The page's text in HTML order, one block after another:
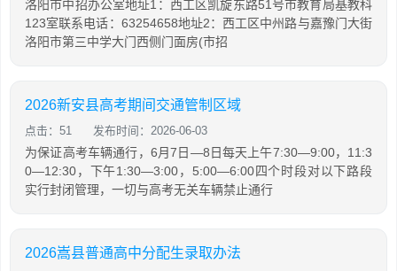
洛阳市中招办公室地址1：西工区凯旋东路51号市教育局基教科
123室联系电话：63254658地址2：西工区中州路与嘉豫门大街
洛阳市第三中学大门西侧门面房(市招
2026新安县高考期间交通管制区域
点击：51 发布时间：2026-06-03
为保证高考车辆通行，6月7日—8日每天上午7:30—9:00，11:3
0—12:30，下午1:30—3:00，5:00—6:00四个时段对以下路段
实行封闭管理，一切与高考无关车辆禁止通行
2026嵩县普通高中分配生录取办法